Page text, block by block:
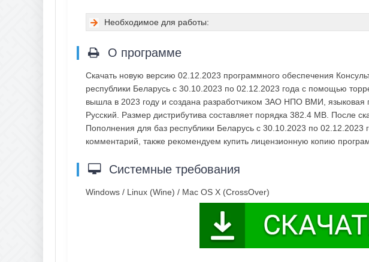
Необходимое для работы:
О программе
Скачать новую версию 02.12.2023 программного обеспечения
республики Беларусь с 30.10.2023 по 02.12.2023 года с помощью
вышла в 2023 году и создана разработчиком ЗАО НПО ВМИ, языковая
Русский. Размер дистрибутива составляет порядка 382.4 MB. После
Пополнения для баз республики Беларусь с 30.10.2023 по 02.12.2023
комментарий, также рекомендуем купить лицензионную копию
Системные требования
Windows / Linux (Wine) / Mac OS X (CrossOver)